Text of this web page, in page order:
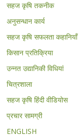
सहज कृषि तकनीक
अनुसन्धान कार्य
सहज कृषि सफलता कहानियाँ
किसान प्रतिक्रिया
उन्नत उद्यानिकी विधियां
चित्रशाला
सहज कृषि हिंदी वीडियोस
प्रचार सामग्री
ENGLISH